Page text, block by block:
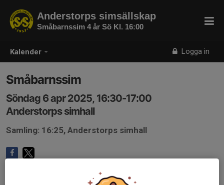
Kalender Logga in
Anderstorps simsällskap
Småbarnssim 4 år Sö Kl. 16:00
Småbarnssim
Söndag 6 apr 2025, 16:30-17:00
Anderstorps simhall
Samling: 16:25, Anderstorps simhall